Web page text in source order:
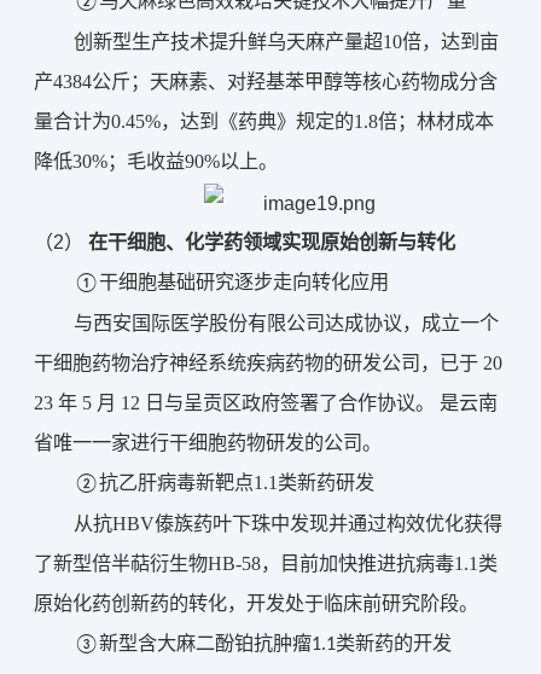
创新型生产技术提升鲜乌天麻产量超10倍，达到亩
产4384公斤；天麻素、对羟基苯甲醇等核心药物成分含
量合计为0.45%，达到《药典》规定的1.8倍；林材成本
降低30%；毛收益90%以上。
（2） 在干细胞、化学药领域实现原始创新与转化
①干细胞基础研究逐步走向转化应用
与西安国际医学股份有限公司达成协议，成立一个
干细胞药物治疗神经系统疾病药物的研发公司，已于 20
23 年 5 月 12 日与呈贡区政府签署了合作协议。 是云南
省唯一一家进行干细胞药物研发的公司。
②抗乙肝病毒新靶点1.1类新药研发
从抗HBV傣族药叶下珠中发现并通过构效优化获得
了新型倍半萜衍生物HB-58，目前加快推进抗病毒1.1类
原始化药创新药的转化，开发处于临床前研究阶段。
③新型含大麻二酚铂抗肿瘤1.1类新药的开发